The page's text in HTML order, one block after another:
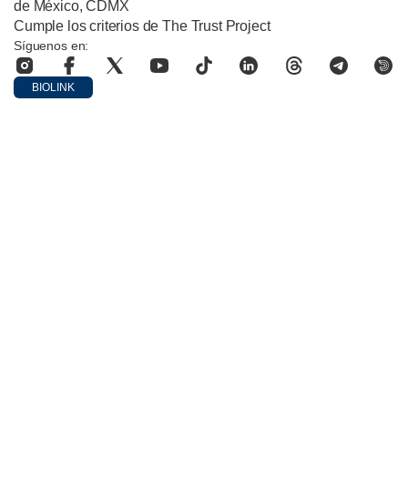
de México, CDMX
Cumple los criterios de The Trust Project
Síguenos en:
BIOLINK